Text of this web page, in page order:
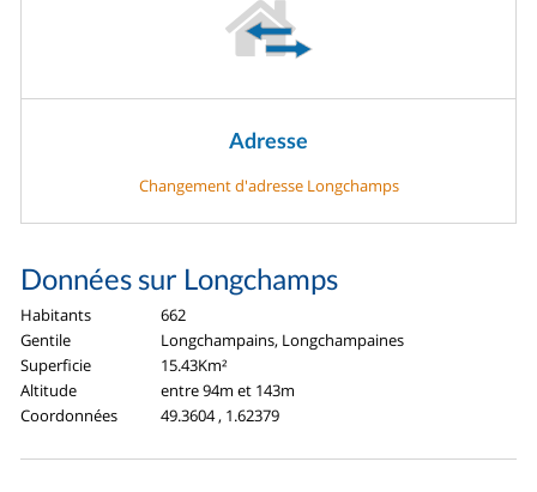
Adresse
Changement d'adresse Longchamps
Données sur Longchamps
Habitants
662
Gentile
Longchampains, Longchampaines
Superficie
15.43Km²
Altitude
entre 94m et 143m
Coordonnées
49.3604 , 1.62379